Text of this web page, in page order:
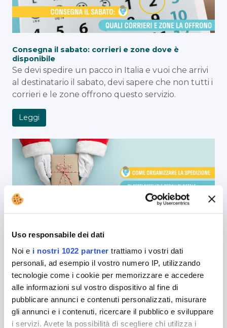
Uso responsabile dei dati
Noi e i nostri 1022 partner trattiamo i vostri dati
personali, ad esempio il vostro numero IP, utilizzando
tecnologie come i cookie per memorizzare e accedere
alle informazioni sul vostro dispositivo al fine di
pubblicare annunci e contenuti personalizzati, misurare
gli annunci e i contenuti, ricercare il pubblico e sviluppare
i servizi. Avete la possibilità di scegliere chi utilizza i
Consegna il sabato: corrieri e zone dove è
disponibile
Se devi spedire un pacco in Italia e vuoi che arrivi
al destinatario il sabato, devi sapere che non tutti i
corrieri e le zone offrono questo servizio.
Leggi
Il Natale è quel periodo dell’anno in cui, a qualsiasi
Spesso non si ha la possibilità…
Leggi